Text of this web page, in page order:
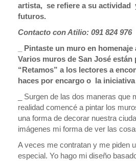
artista, se refiere a su actividad
futuros.
Contacto con Atilio: 091 824 976
_ Pintaste un muro en
Varios muros de San José
“Retamos” a los lectores a
haces por encargo o la
_ Surgen de las dos maneras
realidad comencé a pintar los
una forma de decorar nuestra
imágenes mi forma de ver las
A veces me contratan y me piden
especial. Yo hago mi diseño